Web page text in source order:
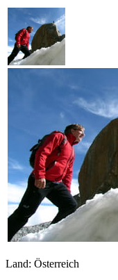
Land: Österreich